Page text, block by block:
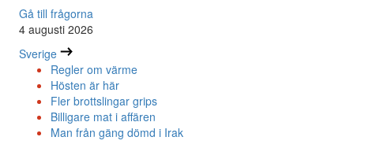
Gå till frågorna
4 augusti 2026
Sverige
Regler om värme
Hösten är här
Fler brottslingar grips
Billigare mat i affären
Man från gäng dömd i Irak